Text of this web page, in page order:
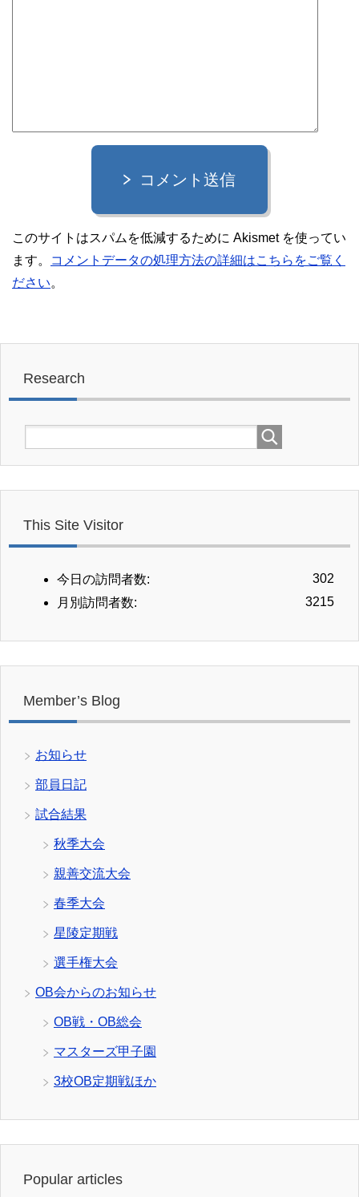
コメント送信
このサイトはスパムを低減するために Akismet を使ってい
ます。
コメントデータの処理方法の詳細はこちらをご覧く
ださい。
Research
This Site Visitor
302
今日の訪問者数:
3215
月別訪問者数:
Member’s Blog
お知らせ
部員日記
試合結果
秋季大会
親善交流大会
春季大会
星陵定期戦
選手権大会
OB会からのお知らせ
OB戦・OB総会
マスターズ甲子園
3校OB定期戦ほか
Popular articles